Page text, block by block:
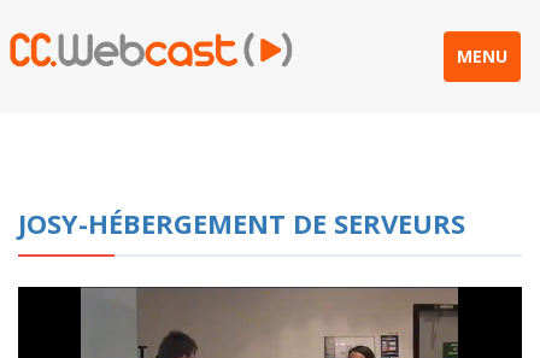
MENU
JOSY-HÉBERGEMENT DE SERVEURS